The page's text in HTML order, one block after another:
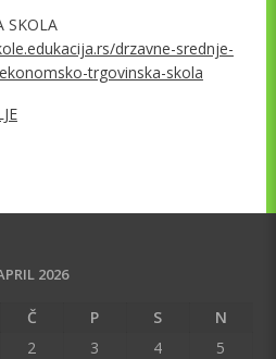
SKOLA
drzavne-srednje-
trgovinska-skola
2026
Č P S
N
2 3 4
5